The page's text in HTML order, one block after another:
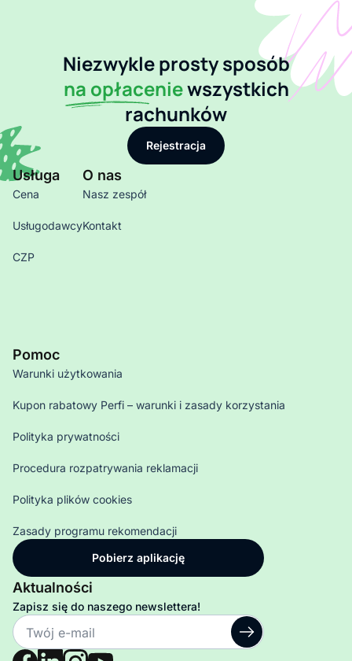
Niezwykle prosty sposób
na opłaceniewszystkich
rachunków
Rejestracja
Usługa
Cena
Usługodawcy
CZP
Pomoc
Warunki użytkowania
Kupon rabatowy Perfi – warunki i zasady korzystania
Polityka prywatności
Procedura rozpatrywania reklamacji
Polityka plików cookies
Zasady programu rekomendacji
O nas
Nasz zespół
Kontakt
Pobierz aplikację
Aktualności
Zapisz się do naszego newslettera!